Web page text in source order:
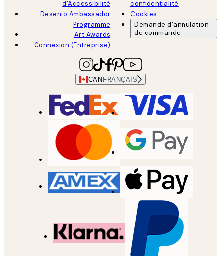
d'Accessibilité
Desenio Ambassador
Programme
Art Awards
Connexion (Entreprise)
confidentialité
Cookies
Demande d'annulation
de commande
CAN FRANÇAIS